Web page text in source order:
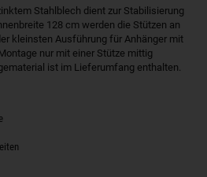
Stahlblech dient zur Stabilisierung
128 cm werden die Stützen an
kleinsten Ausführung für Anhänger mit
nur mit einer Stütze mittig
ist im Lieferumfang enthalten.